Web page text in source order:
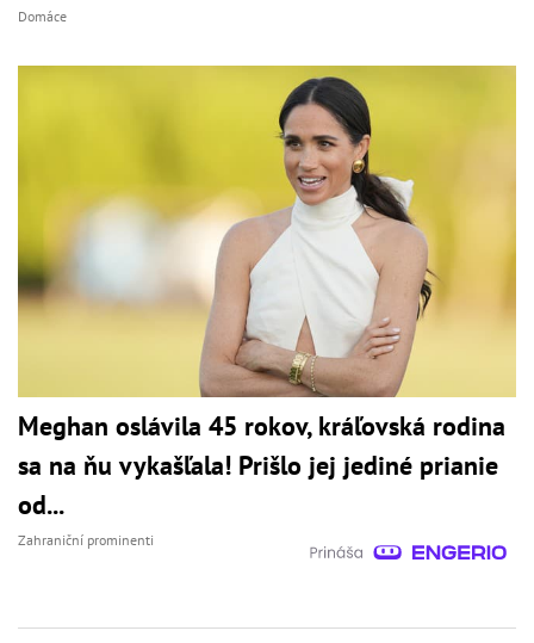
Domáce
Meghan oslávila 45 rokov, kráľovská rodina
sa na ňu vykašľala! Prišlo jej jediné prianie
od...
Zahraniční prominenti